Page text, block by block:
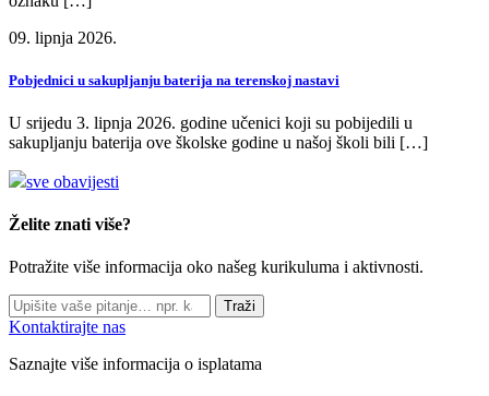
09. lipnja 2026.
Pobjednici u sakupljanju baterija na terenskoj nastavi
U srijedu 3. lipnja 2026. godine učenici koji su pobijedili u
sakupljanju baterija ove školske godine u našoj školi bili […]
sve obavijesti
Želite znati više?
Potražite više informacija oko našeg kurikuluma i aktivnosti.
Traži
Kontaktirajte nas
Saznajte više informacija o isplatama